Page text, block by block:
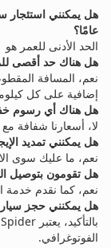
عامًا؟
الحد الأدنى للعمر هو 21 سنة
هل هناك حد أقصى
إضافية على كل
هل هناك أي رسوم
لا، أسعارنا شفافة
هل يمكنني تمديد
نعم، ما عليك سوى
هل تقومون بتوصيل
نعم، كما نقدم خدمة
هل يمكنني حجز
الفوتوغرافي.